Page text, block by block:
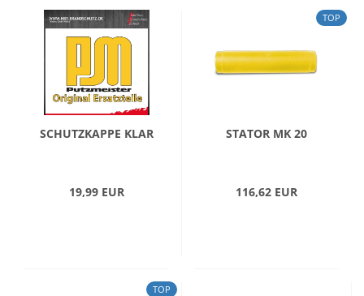
SCHUTZKAPPE KLAR
19,99 EUR
TOP
STATOR MK 20
116,62 EUR
TOP